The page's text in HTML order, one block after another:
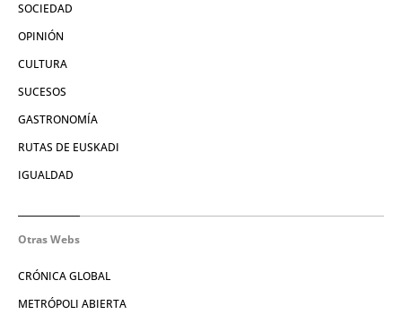
SOCIEDAD
OPINIÓN
CULTURA
SUCESOS
GASTRONOMÍA
RUTAS DE EUSKADI
IGUALDAD
Otras Webs
CRÓNICA GLOBAL
METRÓPOLI ABIERTA